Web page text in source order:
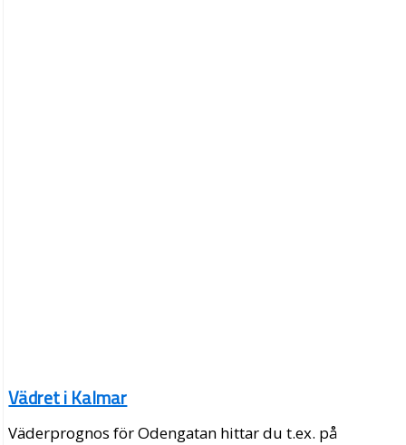
Vädret i Kalmar
Väderprognos för Odengatan hittar du t.ex. på